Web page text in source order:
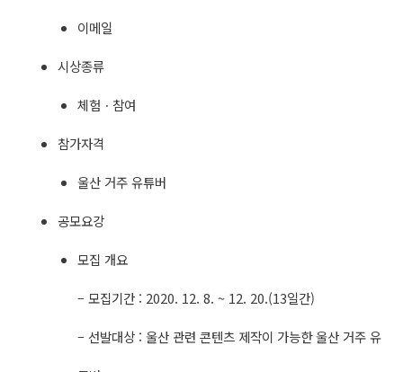
이메일
시상종류
체험ㆍ참여
참가자격
울산 거주 유튜버
공모요강
모집 개요
– 모집기간 : 2020. 12. 8. ~ 12. 20.(13일간)
– 선발대상 : 울산 관련 콘텐츠 제작이 가능한 울산 거주 유